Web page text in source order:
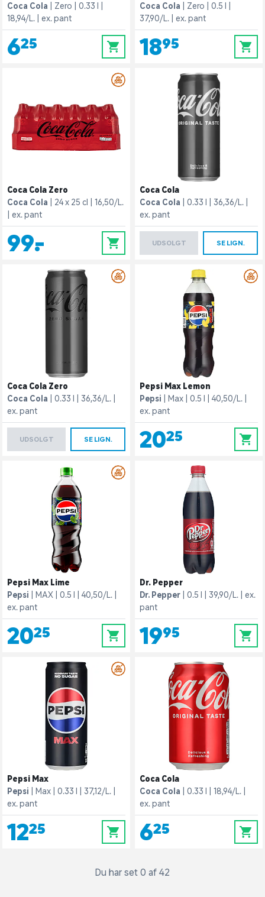
Coca Cola Zero
0.33 l
18,94/L.
ex. pant
6,25 0
Coca Cola Zero
0.5 l
37,90/L.
ex. pant
18,95 0
Coca Cola Zero
Coca Cola
24 x 25 cl
16,50/L.
ex. pant
99,- 0
Coca Cola
Coca Cola
0.33 l
36,36/L.
ex. pant
UDSOLGT SE LIGN.
Coca Cola Zero
Coca Cola
0.33 l
36,36/L.
ex. pant
UDSOLGT SE LIGN.
Pepsi Max Lemon
Pepsi
Max 0.5 l
40,50/L.
ex. pant
20,25 0
Pepsi Max Lime
Pepsi
MAX 0.5 l
40,50/L.
ex. pant
20,25 0
Dr. Pepper
Dr. Pepper
0.5 l 39,90/L.
ex.
pant
19,95 0
Pepsi Max
Pepsi
Max 0.33 l
37,12/L.
ex. pant
12,25 0
Coca Cola
Coca Cola
0.33 l
18,94/L.
ex. pant
6,25 0
Du har set 0 af 42